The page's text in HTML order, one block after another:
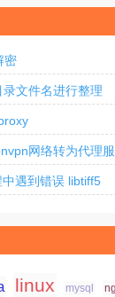
密
文件名进行整理
网络转为代理
遇到错误 libtiff5
linux mysql